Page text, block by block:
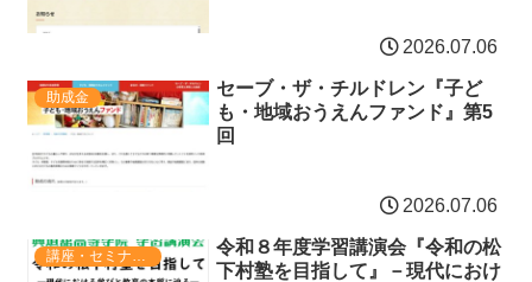
2026.07.06
助成金
セーブ・ザ・チルドレン『子ど
も・地域おうえんファンド』第5
回
2026.07.06
令和８年度学習講演会『令和の松
下村塾を目指して』－現代におけ